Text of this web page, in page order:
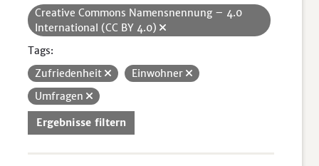
Creative Commons Namensnennung – 4.0
International (CC BY 4.0)
Tags:
Zufriedenheit
Einwohner
Umfragen
Ergebnisse filtern